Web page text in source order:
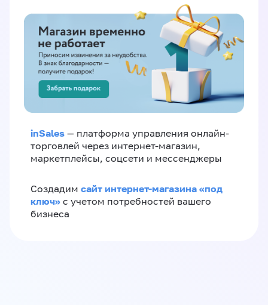
inSales — платформа управления онлайн-
торговлей через интернет-магазин,
маркетплейсы, соцсети и мессенджеры
Создадим сайт интернет-магазина «под
ключ» с учетом потребностей вашего
бизнеса